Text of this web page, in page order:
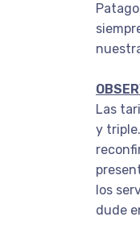
Las
y
los
dude